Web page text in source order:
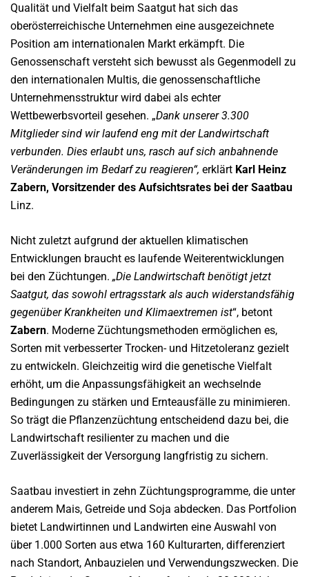
Qualität und Vielfalt beim Saatgut hat sich das
oberösterreichische Unternehmen eine ausgezeichnete
Position am internationalen Markt erkämpft. Die
Genossenschaft versteht sich bewusst als Gegenmodell zu
den internationalen Multis, die genossenschaftliche
Unternehmensstruktur wird dabei als echter
Wettbewerbsvorteil gesehen. „Dank unserer 3.300
Mitglieder sind wir laufend eng mit der Landwirtschaft
verbunden. Dies erlaubt uns, rasch auf sich anbahnende
Veränderungen im Bedarf zu reagieren“, erklärt Karl Heinz
Zabern, Vorsitzender des Aufsichtsrates bei der Saatbau
Linz.
Nicht zuletzt aufgrund der aktuellen klimatischen
Entwicklungen braucht es laufende Weiterentwicklungen
bei den Züchtungen. „Die Landwirtschaft benötigt jetzt
Saatgut, das sowohl ertragsstark als auch widerstandsfähig
gegenüber Krankheiten und Klimaextremen ist“, betont
Zabern. Moderne Züchtungsmethoden ermöglichen es,
Sorten mit verbesserter Trocken- und Hitzetoleranz gezielt
zu entwickeln. Gleichzeitig wird die genetische Vielfalt
erhöht, um die Anpassungsfähigkeit an wechselnde
Bedingungen zu stärken und Ernteausfälle zu minimieren.
So trägt die Pflanzenzüchtung entscheidend dazu bei, die
Landwirtschaft resilienter zu machen und die
Zuverlässigkeit der Versorgung langfristig zu sichern.
Saatbau investiert in zehn Züchtungsprogramme, die unter
anderem Mais, Getreide und Soja abdecken. Das Portfolion
bietet Landwirtinnen und Landwirten eine Auswahl von
über 1.000 Sorten aus etwa 160 Kulturarten, differenziert
nach Standort, Anbauzielen und Verwendungszwecken. Die